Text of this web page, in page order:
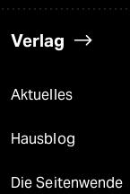
Verlag
Aktuelles
Hausblog
Die Seitenwende